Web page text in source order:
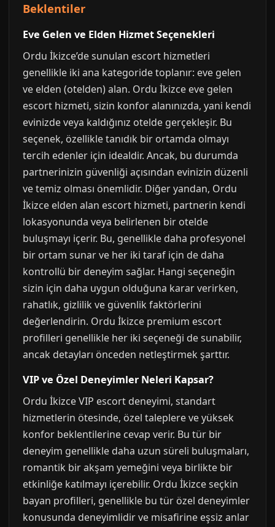
Beklentiler
Eve Gelen ve Elden Hizmet Seçenekleri
Ordu İkizce’de sunulan escort hizmetleri
genellikle iki ana kategoride toplanır: eve gelen
ve elden (otelden) alan. Ordu İkizce eve gelen
escort hizmeti, sizin konfor alanınızda, yani kendi
evinizde veya kaldığınız otelde gerçekleşir. Bu
seçenek, özellikle tanıdık bir ortamda olmayı
tercih edenler için idealdir. Ancak, bu durumda
partnerinizin güvenliği açısından evinizin düzenli
ve temiz olması önemlidir. Diğer yandan, Ordu
İkizce elden alan escort hizmeti, partnerin kendi
lokasyonunda veya belirlenen bir otelde
buluşmayı içerir. Bu, genellikle daha profesyonel
bir ortam sunar ve her iki taraf için de daha
kontrollü bir deneyim sağlar. Hangi seçeneğin
sizin için daha uygun olduğuna karar verirken,
rahatlık, gizlilik ve güvenlik faktörlerini
değerlendirin. Ordu İkizce premium escort
profilleri genellikle her iki seçeneği de sunabilir,
ancak detayları önceden netleştirmek şarttır.
VIP ve Özel Deneyimler Neleri Kapsar?
Ordu İkizce VIP escort deneyimi, standart
hizmetlerin ötesinde, özel taleplere ve yüksek
konfor beklentilerine cevap verir. Bu tür bir
deneyim genellikle daha uzun süreli buluşmaları,
romantik bir akşam yemeğini veya birlikte bir
etkinliğe katılmayı içerebilir. Ordu İkizce seçkin
bayan profilleri, genellikle bu tür özel deneyimler
konusunda deneyimlidir ve misafirine eşsiz anlar